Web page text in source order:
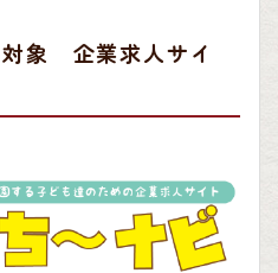
対象 企業求人サイ